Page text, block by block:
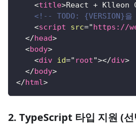
<title>React + Klleon
<!-- TODO: {VERSION}
<script src="https://
</head>
<body>
<div id=" root"></div>
</body>
</html>
2. TypeScript 타입 지원 (선